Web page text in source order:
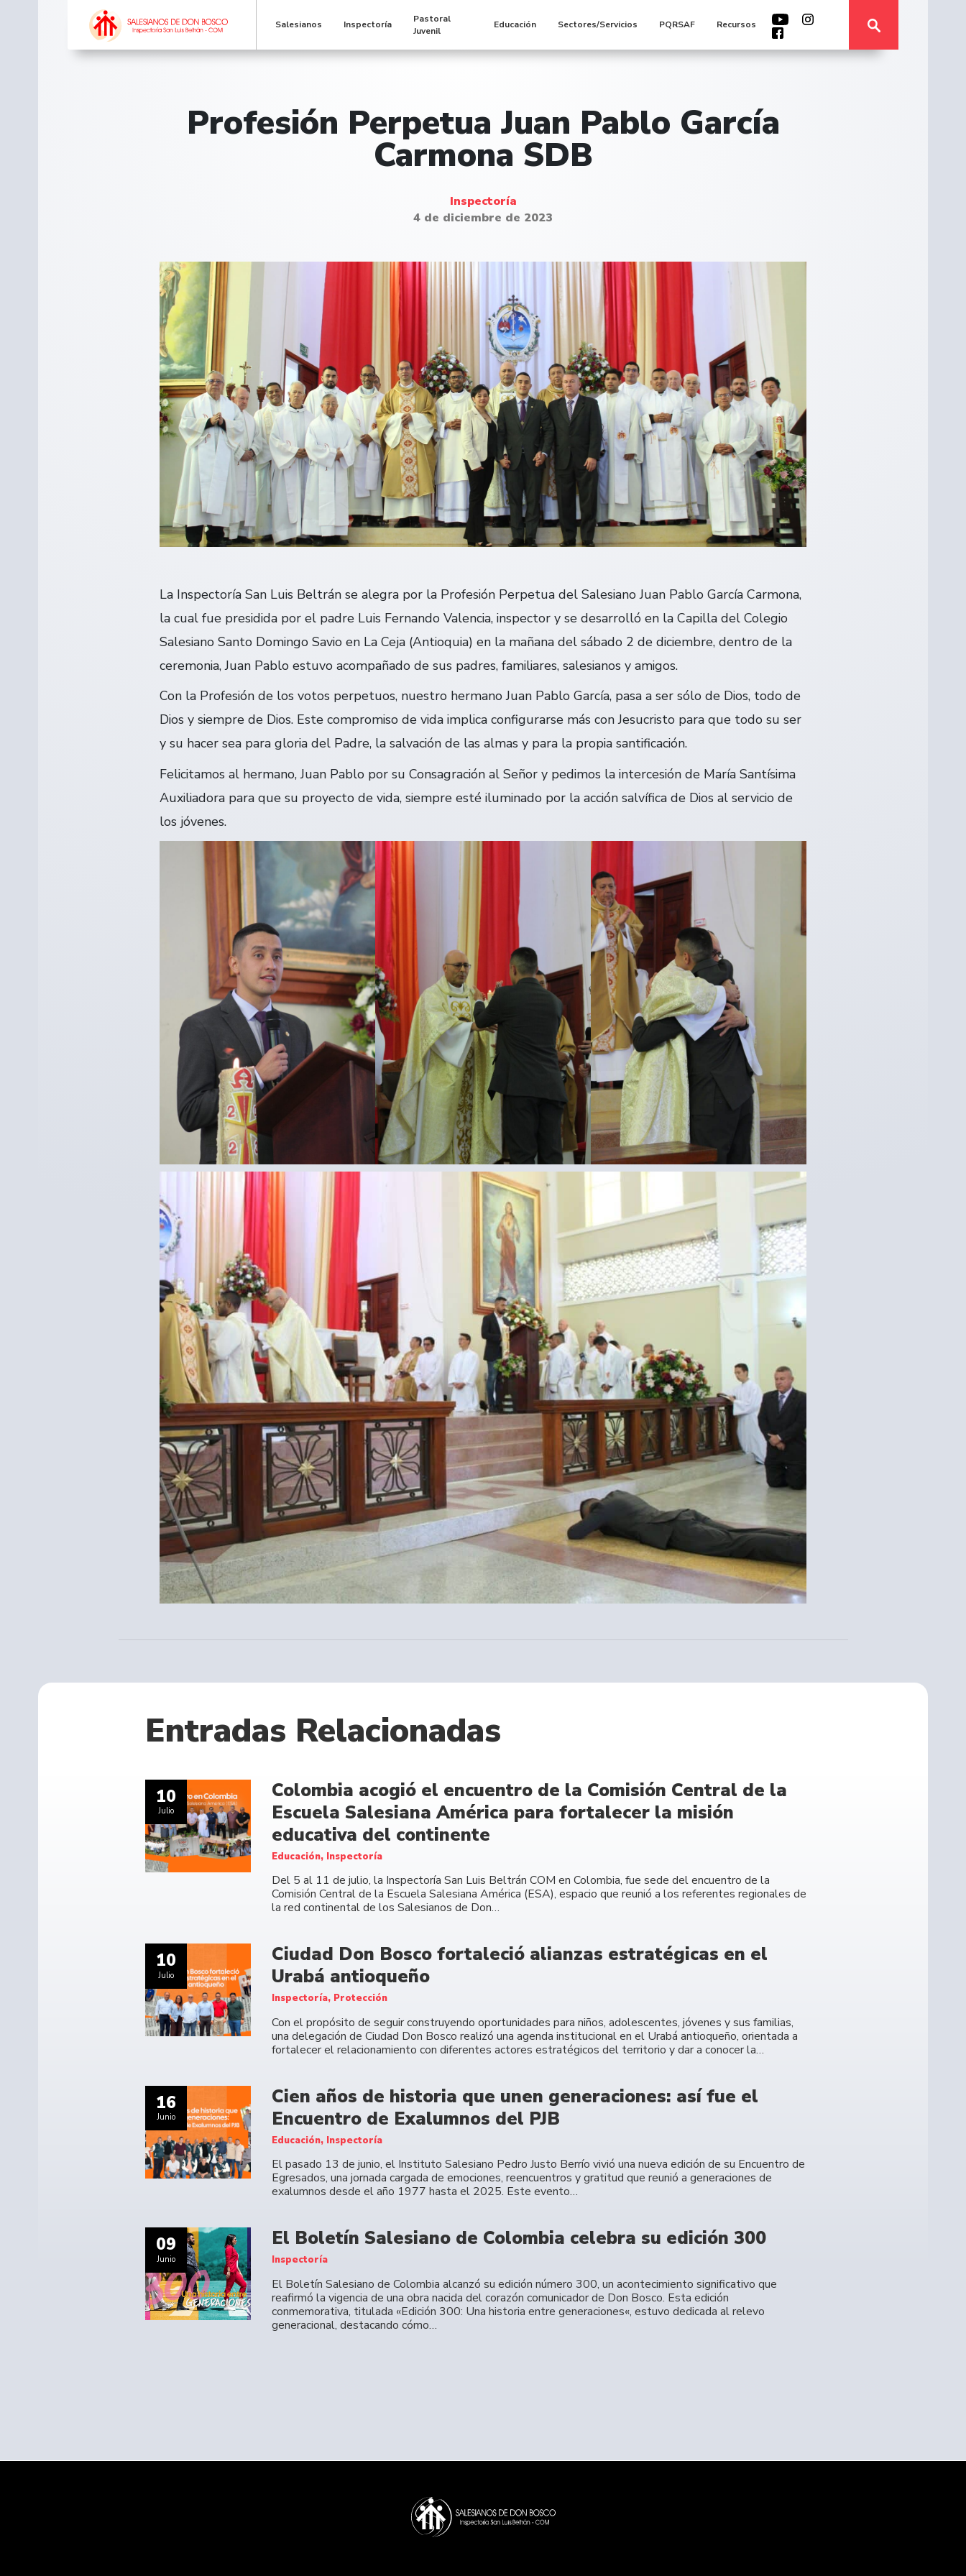
Salesianos Inspectoría
Pastoral
Juvenil
Educación Sectores/Servicios PQRSAF Recursos
Profesión Perpetua Juan Pablo García
Carmona SDB
Inspectoría
4 de diciembre de 2023
La Inspectoría San Luis Beltrán se alegra por la Profesión Perpetua del Salesiano Juan Pablo García Carmona,
la cual fue presidida por el padre Luis Fernando Valencia, inspector y se desarrolló en la Capilla del Colegio
Salesiano Santo Domingo Savio en La Ceja (Antioquia) en la mañana del sábado 2 de diciembre, dentro de la
ceremonia, Juan Pablo estuvo acompañado de sus padres, familiares, salesianos y amigos.
Con la Profesión de los votos perpetuos, nuestro hermano Juan Pablo García, pasa a ser sólo de Dios, todo de
Dios y siempre de Dios. Este compromiso de vida implica configurarse más con Jesucristo para que todo su ser
y su hacer sea para gloria del Padre, la salvación de las almas y para la propia santificación.
Felicitamos al hermano, Juan Pablo por su Consagración al Señor y pedimos la intercesión de María Santísima
Auxiliadora para que su proyecto de vida, siempre esté iluminado por la acción salvífica de Dios al servicio de
los jóvenes.
Entradas Relacionadas
10
Julio
Colombia acogió el encuentro de la Comisión Central de la
Escuela Salesiana América para fortalecer la misión
educativa del continente
Educación, Inspectoría
Del 5 al 11 de julio, la Inspectoría San Luis Beltrán COM en Colombia, fue sede del encuentro de la
Comisión Central de la Escuela Salesiana América (ESA), espacio que reunió a los referentes regionales de
la red continental de los Salesianos de Don…
10
Julio
Ciudad Don Bosco fortaleció alianzas estratégicas en el
Urabá antioqueño
Inspectoría, Protección
Con el propósito de seguir construyendo oportunidades para niños, adolescentes, jóvenes y sus familias,
una delegación de Ciudad Don Bosco realizó una agenda institucional en el Urabá antioqueño, orientada a
fortalecer el relacionamiento con diferentes actores estratégicos del territorio y dar a conocer la…
16
Junio
Cien años de historia que unen generaciones: así fue el
Encuentro de Exalumnos del PJB
Educación, Inspectoría
El pasado 13 de junio, el Instituto Salesiano Pedro Justo Berrío vivió una nueva edición de su Encuentro de
Egresados, una jornada cargada de emociones, reencuentros y gratitud que reunió a generaciones de
exalumnos desde el año 1977 hasta el 2025. Este evento…
09
Junio
El Boletín Salesiano de Colombia celebra su edición 300
Inspectoría
El Boletín Salesiano de Colombia alcanzó su edición número 300, un acontecimiento significativo que
reafirmó la vigencia de una obra nacida del corazón comunicador de Don Bosco. Esta edición
conmemorativa, titulada «Edición 300: Una historia entre generaciones«, estuvo dedicada al relevo
generacional, destacando cómo…